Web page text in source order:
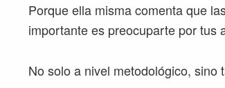
Porque ella misma comenta que
importante es preocuparte por tus
No solo a nivel metodológico, sino